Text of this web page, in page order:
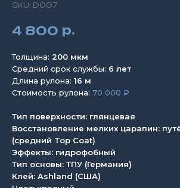
SKU: D007
4 800 р.
Толщина: 200 мкм
Средний срок службы: 6 лет
Длина рулона: 16 м
Стоимость рулона: 70 000 ₽
Тип поверхности: глянцевая
Восстановление мелких царапин:
(средний Top Coat)
Эффекты: гидрофобный
Тип основы: ТПУ (Германия)
Клей: Ashland (США)